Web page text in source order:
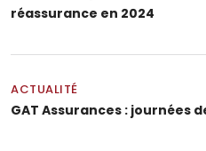
réassurance en 2024
ACTUALITÉ
GAT Assurances : journées